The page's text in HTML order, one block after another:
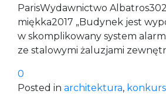
ParisWydawnictwo
miękka2017 „Budynek jest
w skomplikowany system
ze stalowymi żaluzjami
0
Posted in architektura, konkurs